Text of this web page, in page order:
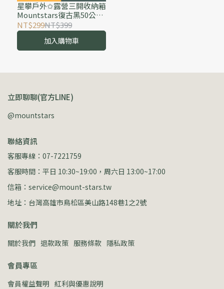
星攀戶外✩露營三開收納箱
Mountstars復古黑50公升
多功能露營收納箱.50L環保
PP摺疊箱.野餐裝備居家收
NT$299NT$399
加入購物車
立即聊聊(官方LINE)
@mountstars
聯絡資訊
客服專線：07-7221759
客服時間：平日 10:30~19:00，周六日 13:00~17:00
信箱：service@mount-stars.tw
地址：台灣高雄市鳥松區美山路148巷1之2號
關於我們
關於我們 退款政策 服務條款 隱私政策
會員專區
會員權益聲明 紅利與優惠說明